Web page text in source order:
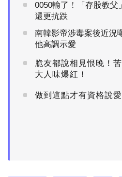
0050輸了！「存股教父
還更抗跌
南韓影帝涉毒案後近況
他高調示愛
脆友都說相見恨晚！
大人味爆紅！
做到這點才有資格說